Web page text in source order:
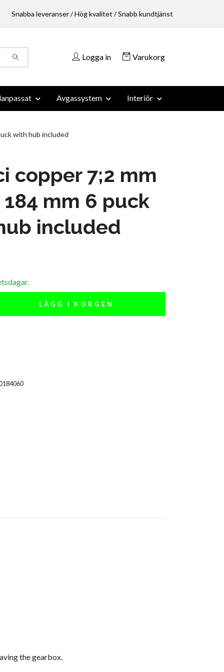
Snabba leveranser / Hög kvalitet / Snabb kundtjänst
Logga in Varukorg
Avgassystem Interiör
with hub included
copper 7;2 mm
mm 6 puck
included
LÄGG I KORGEN
the gearbox.